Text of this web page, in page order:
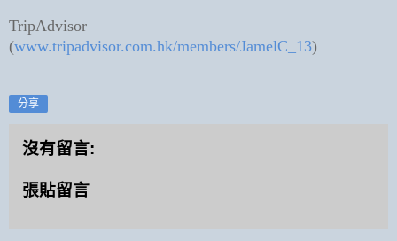
TripAdvisor
(www.tripadvisor.com.hk/members/JamelC_13)
分享
沒有留言:
張貼留言